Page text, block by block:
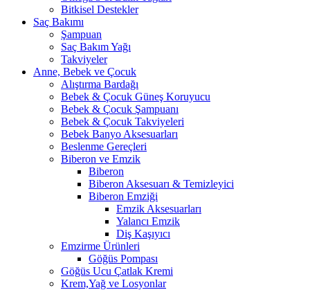
Bitkisel Destekler
Saç Bakımı
Şampuan
Saç Bakım Yağı
Takviyeler
Anne, Bebek ve Çocuk
Alıştırma Bardağı
Bebek & Çocuk Güneş Koruyucu
Bebek & Çocuk Şampuanı
Bebek & Çocuk Takviyeleri
Bebek Banyo Aksesuarları
Beslenme Gereçleri
Biberon ve Emzik
Biberon
Biberon Aksesuarı & Temizleyici
Biberon Emziği
Emzik Aksesuarları
Yalancı Emzik
Diş Kaşıyıcı
Emzirme Ürünleri
Göğüs Pompası
Göğüs Ucu Çatlak Kremi
Krem,Yağ ve Losyonlar